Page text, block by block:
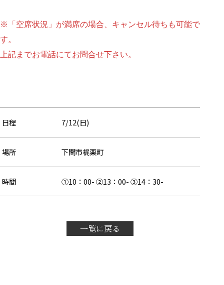
※「空席状況」が満席の場合、キャンセル待ちも可能で
す。
上記までお電話にてお問合せ下さい。
日程 7/12(日)
場所 下関市梶栗町
時間 ①10：00- ②13：00- ③14：30-
一覧に戻る